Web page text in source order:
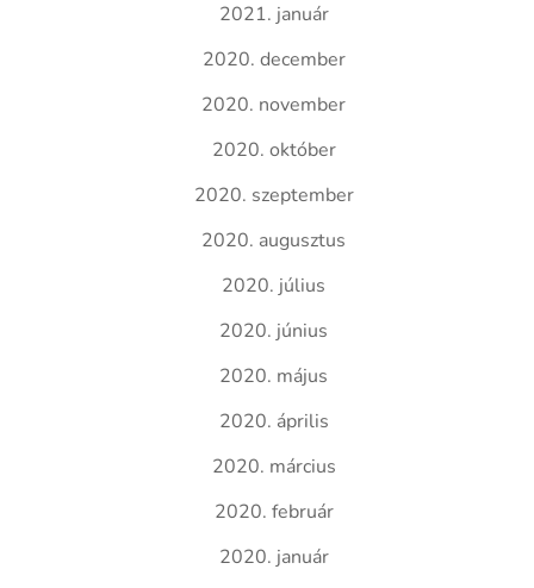
2021. január
2020. december
2020. november
2020. október
2020. szeptember
2020. augusztus
2020. július
2020. június
2020. május
2020. április
2020. március
2020. február
2020. január